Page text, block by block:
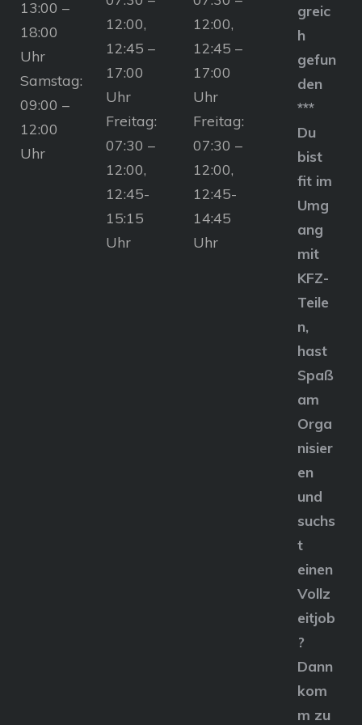
13:00 –
18:00
Uhr
Samstag:
09:00 –
12:00
Uhr
12:00,
12:45 –
17:00
Uhr
Freitag:
07:30 –
12:00,
12:45-
15:15
Uhr
12:00,
12:45 –
17:00
Uhr
Freitag:
07:30 –
12:00,
12:45-
14:45
Uhr
greic
h
gefun
den
***
Du
bist
fit im
Umg
ang
mit
KFZ-
Teile
n,
hast
Spaß
am
Orga
nisier
en
und
suchs
t
einen
Vollz
eitjob
?
Dann
kom
m zu